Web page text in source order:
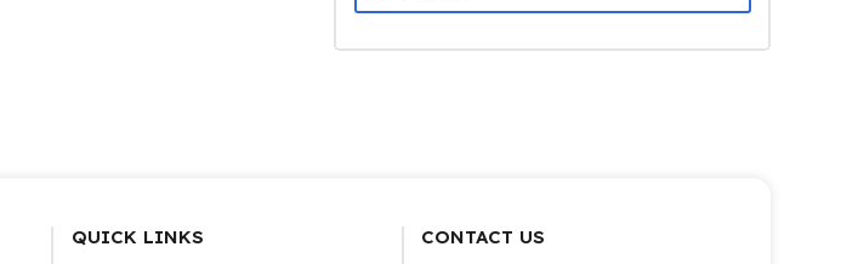
QUICK LINKS CONTACT US